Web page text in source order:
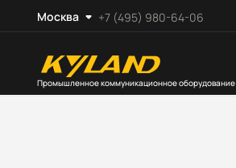
Москва +7 (495) 980-64-06
Промышленное коммуникационное оборудование